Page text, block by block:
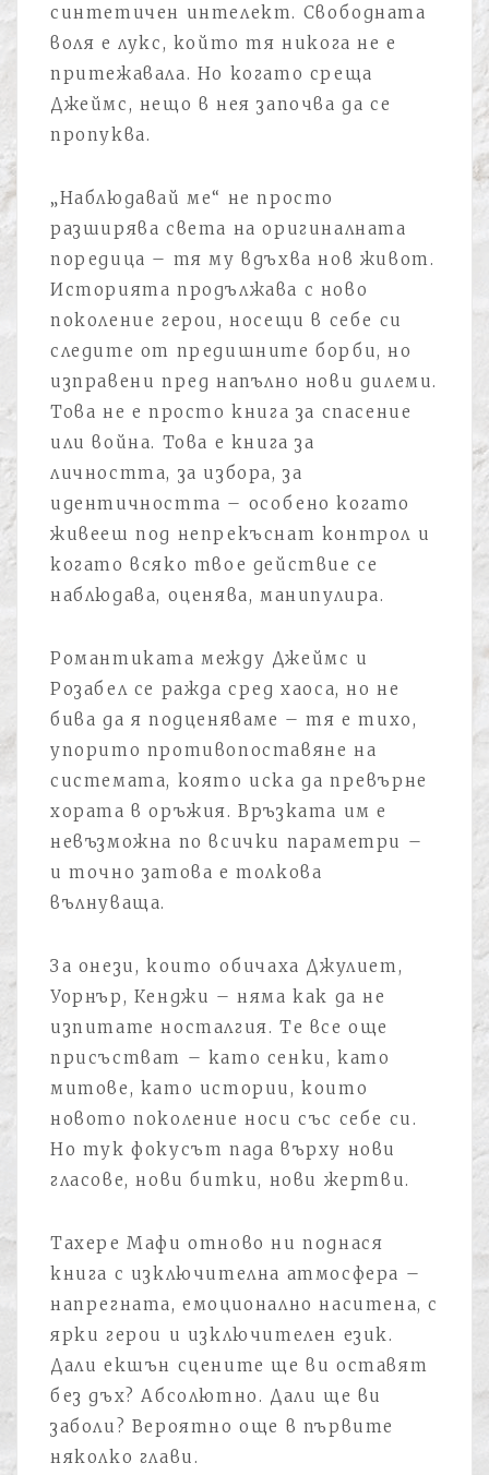
синтетичен интелект. Свободната
воля е лукс, който тя никога не е
притежавала. Но когато среща
Джеймс, нещо в нея започва да се
пропуква.
„Наблюдавай ме“ не просто
разширява света на оригиналната
поредица – тя му вдъхва нов живот.
Историята продължава с ново
поколение герои, носещи в себе си
следите от предишните борби, но
изправени пред напълно нови дилеми.
Това не е просто книга за спасение
или война. Това е книга за
личността, за избора, за
идентичността – особено когато
живееш под непрекъснат контрол и
когато всяко твое действие се
наблюдава, оценява, манипулира.
Романтиката между Джеймс и
Розабел се ражда сред хаоса, но не
бива да я подценяваме – тя е тихо,
упорито противопоставяне на
системата, която иска да превърне
хората в оръжия. Връзката им е
невъзможна по всички параметри –
и точно затова е толкова
вълнуваща.
За онези, които обичаха Джулиет,
Уорнър, Кенджи – няма как да не
изпитате носталгия. Те все още
присъстват – като сенки, като
митове, като истории, които
новото поколение носи със себе си.
Но тук фокусът пада върху нови
гласове, нови битки, нови жертви.
Тахере Мафи отново ни поднася
книга с изключителна атмосфера –
напрегната, емоционално наситена, с
ярки герои и изключителен език.
Дали екшън сцените ще ви оставят
без дъх? Абсолютно. Дали ще ви
заболи? Вероятно още в първите
няколко глави.